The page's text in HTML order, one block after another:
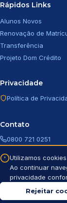
Rápidos Links
Alunos Novos
Renovação de
Transferência
Projeto Dom Crédito
Privacidade
Política de
Contato
0800 721 0251
Utilizamos
Ao continuar
privacidade
Rejeitar